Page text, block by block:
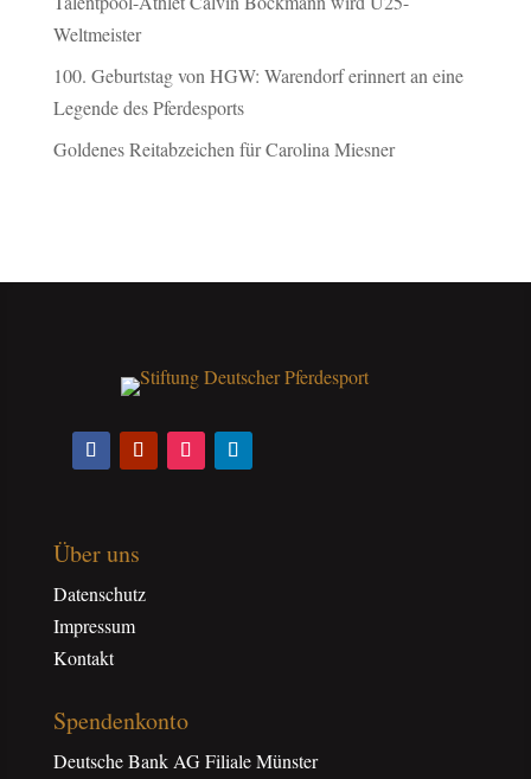
Weltmeister
100. Geburtstag von HGW: Warendorf erinnert an eine
Legende des Pferdesports
Goldenes Reitabzeichen für Carolina Miesner
Über uns
Datenschutz
Impressum
Kontakt
Spendenkonto
Deutsche Bank AG Filiale Münster